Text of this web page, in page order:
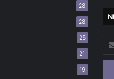
28
28
25
21
19
tu